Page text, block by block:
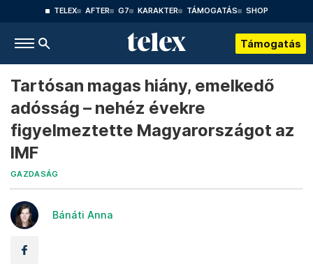
TELEX AFTER G7 KARAKTER TÁMOGATÁS SHOP
Támogatás
Tartósan magas hiány, emelkedő
adósság – nehéz évekre
figyelmeztette Magyarországot az
IMF
GAZDASÁG
Bánáti Anna